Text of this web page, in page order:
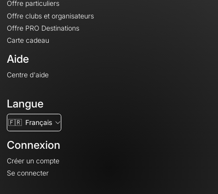
Offre particuliers
Offre clubs et organisateurs
Offre PRO Destinations
Carte cadeau
Aide
Centre d'aide
Langue
🇫🇷 Français
Connexion
Créer un compte
Se connecter